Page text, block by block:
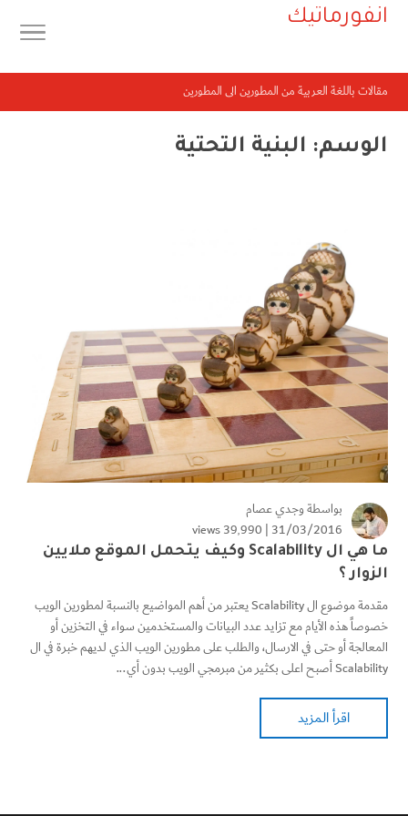
انفورماتيك
مقالات باللغة العربية من المطورين الى المطورين
الوسم: البنية التحتية
بواسطةوجدي عصام
31/03/2016 | 39٬990 views
ما هي ال Scalability وكيف يتحمل الموقع ملايين
الزوار ؟
مقدمة موضوع ال Scalability يعتبر من أهم المواضيع بالنسبة لمطورين الويب
خصوصاً هذه الأيام مع تزايد عدد البيانات والمستخدمين سواء في التخزين أو
المعالجة أو حتى في الارسال، والطلب على مطورين الويب الذي لديهم خبرة في ال
Scalability أصبح اعلى بكثير من مبرمجي الويب بدون أي...
اقرأ المزيد